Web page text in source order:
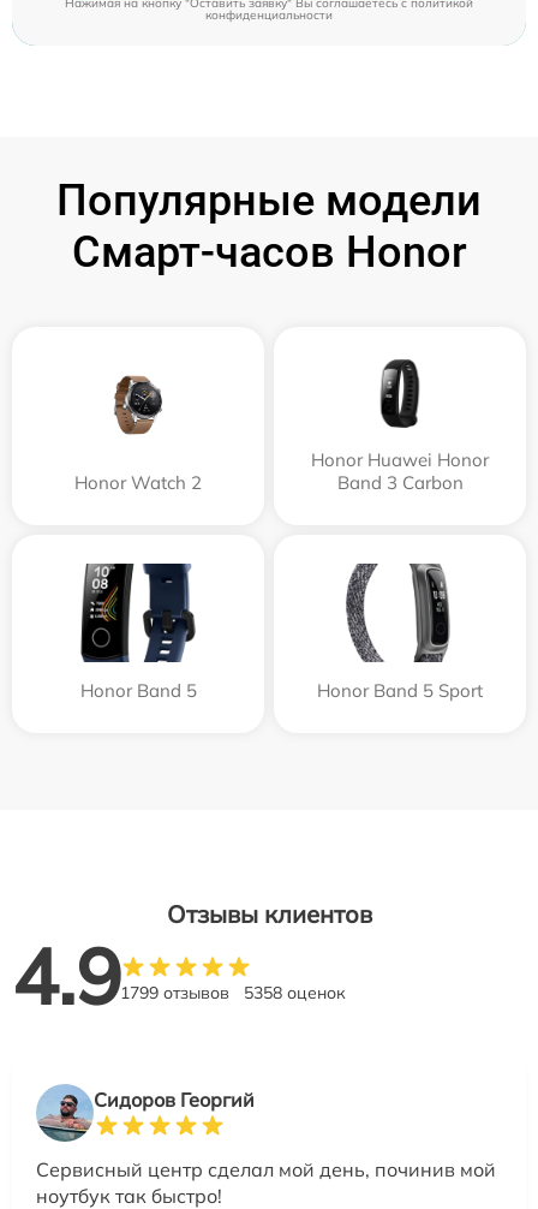
конфиденциальности
Популярные модели
Смарт-часов Honor
Honor Watch 2
Honor Huawei Honor
Band 3 Carbon
Honor Band 5 Honor Band 5 Sport
Отзывы клиентов
4.91799 отзывов 5358 оценок
Сидоров Георгий
Сервисный центр сделал мой день, починив мой
ноутбук так быстро!